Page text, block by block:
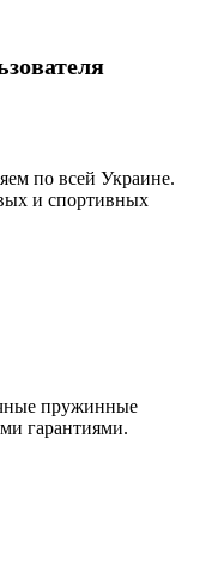
по всей Украине.
и спортивных
пружинные
гарантиями.